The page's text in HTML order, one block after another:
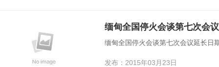
缅甸全国停火会谈第七次会
缅甸全国停火会谈第七次会议延长日
发布：2015年03月23日